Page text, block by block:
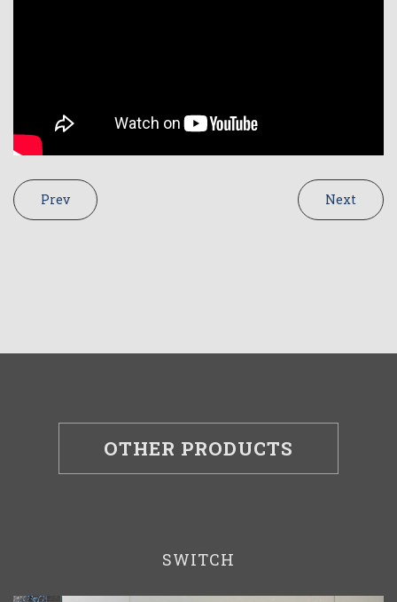
Prev Next
OTHER PRODUCTS
SWITCH